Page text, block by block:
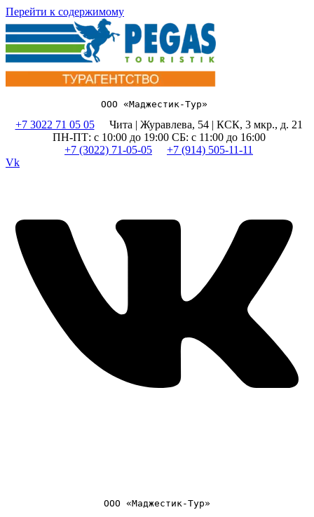
Перейти к содержимому
ООО «Маджестик-Тур»
+7 3022 71 05 05
Чита | Журавлева, 54 | КСК, 3 мкр., д. 21
ПН-ПТ: с 10:00 до 19:00 СБ: с 11:00 до 16:00
+7 (3022) 71-05-05
+7 (914) 505-11-11
Vk
ООО «Маджестик-Тур»